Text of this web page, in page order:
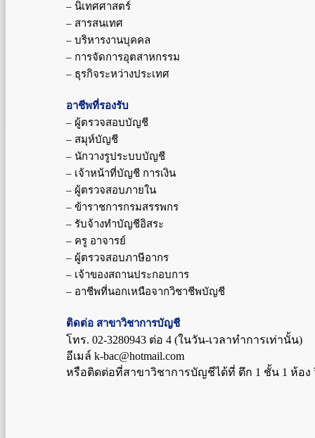
– นิเทศศาสตร์
– สารสนเทศ
– บริหารงานบุคคล
– การจัดการอุตสาหกรรม
– ธุรกิจระหว่างประเทศ
อาชีพที่รองรับ
– ผู้ตรวจสอบบัญชี
– สมุห์บัญชี
– นักวางรูประบบบัญชี
– เจ้าหน้าที่บัญชี การเงิน
– ผู้ตรวจสอบภายใน
– ข้าราชการกรมสรรพกร
– รับจ้างทำบัญชีอิสระ
– ครู อาจารย์
– ผู้ตรวจสอบภาษีอากร
– เจ้าของสถานประกอบการ
– อาชีพที่นอกเหนือจากวิชาชีพบัญชี
ติดต่อ สาขาวิชาการบัญชี
โทร. 02-3280943 ต่อ 4 (ในวัน-เวลาทำการเท่านั้น)
อีเมล์ k-bac@hotmail.com
หรือติดต่อที่สาขาวิชาการบัญชีได้ที่ ตึก 1 ชั้น 1 ห้อง